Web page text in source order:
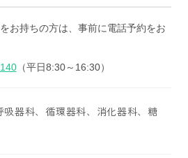
お持ちの方は、事前に電話予約をお
（平日8:30～16:30）
吸器科、循環器科、消化器科、糖